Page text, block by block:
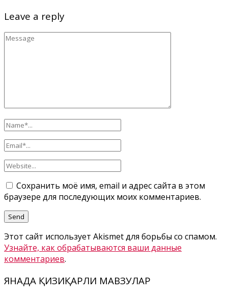
Leave a reply
Сохранить моё имя, email и адрес сайта в этом
браузере для последующих моих комментариев.
Этот сайт использует Akismet для борьбы со спамом.
Узнайте, как обрабатываются ваши данные
комментариев.
ЯНАДА ҚИЗИҚАРЛИ МАВЗУЛАР